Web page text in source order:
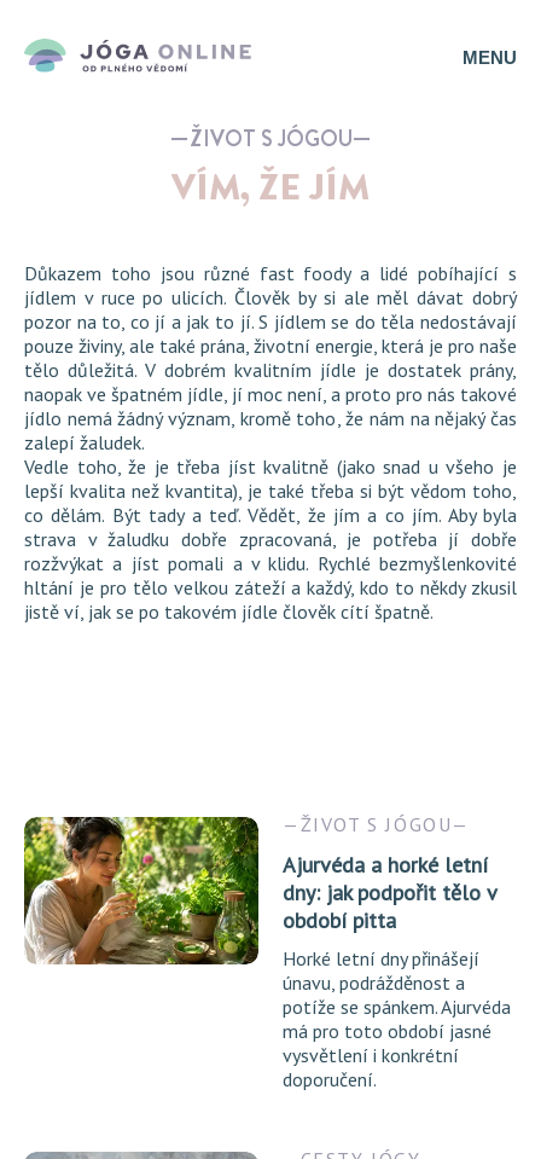
MENU
ŽIVOT S JÓGOU
VÍM, ŽE JÍM
Důkazem toho jsou různé fast foody a lidé pobíhající s
jídlem v ruce po ulicích. Člověk by si ale měl dávat dobrý
pozor na to, co jí a jak to jí. S jídlem se do těla nedostávají
pouze živiny, ale také prána, životní energie, která je pro naše
tělo důležitá. V dobrém kvalitním jídle je dostatek prány,
naopak ve špatném jídle, jí moc není, a proto pro nás takové
jídlo nemá žádný význam, kromě toho, že nám na nějaký čas
zalepí žaludek.
Vedle toho, že je třeba jíst kvalitně (jako snad u všeho je
lepší kvalita než kvantita), je také třeba si být vědom toho,
co dělám. Být tady a teď. Vědět, že jím a co jím. Aby byla
strava v žaludku dobře zpracovaná, je potřeba jí dobře
rozžvýkat a jíst pomali a v klidu. Rychlé bezmyšlenkovité
hltání je pro tělo velkou záteží a každý, kdo to někdy zkusil
jistě ví, jak se po takovém jídle člověk cítí špatně.
ŽIVOT S JÓGOU
Ajurvéda a horké letní
dny: jak podpořit tělo v
období pitta
Horké letní dny přinášejí
únavu, podrážděnost a
potíže se spánkem. Ajurvéda
má pro toto období jasné
vysvětlení i konkrétní
doporučení.